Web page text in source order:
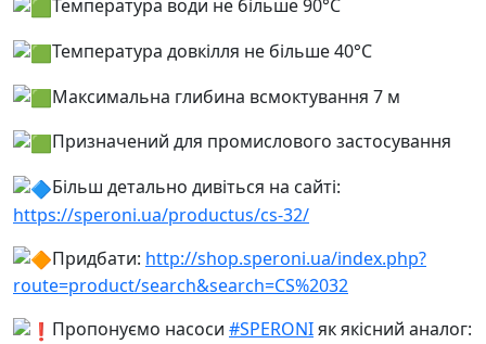
Температура води не більше 90°С
Температура довкілля не більше 40°С
Максимальна глибина всмоктування 7 м
Призначений для промислового застосування
Більш детально дивіться на сайті:
https://speroni.ua/productus/cs-32/
Придбати: http://shop.speroni.ua/index.php?
route=product/search&search=CS%2032
Пропонуємо насоси #SPERONIяк якісний аналог: